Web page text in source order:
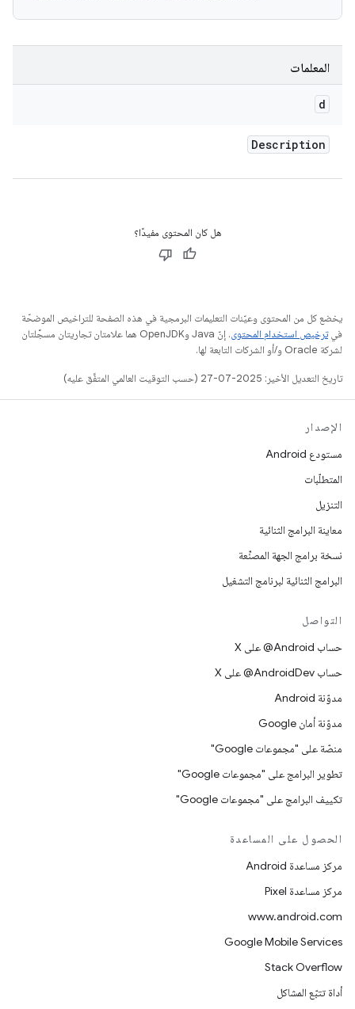
المعلمات
d
Description
هل كان المحتوى مفيدًا؟
يخضع كل من المحتوى وعيّنات التعليمات البرمجية في هذه الصفحة للتراخيص الموضحّة
فيترخيص استخدام المحتوى
. إنّ Java وOpenJDK هما علامتان تجاريتان مسجَّلتان
لشركة Oracle و/أو الشركات التابعة لها.
تاريخ التعديل الأخير: 2025-07-27 (حسب التوقيت العالمي المتفَّق عليه)
الإصدار
مستودع Android
المتطلّبات
التنزيل
معاينة البرامج الثنائية
نسخة برامج الجهة المصنِّعة
البرامج الثنائية لبرنامج التشغيل
التواصل
حساب ‎@Android على X
حساب ‎@AndroidDev على X
مدوّنة Android
مدوّنة أمان Google
منصّة على "مجموعات Google"
تطوير البرامج على "مجموعات Google"
تكييف البرامج على "مجموعات Google"
الحصول على المساعدة
مركز مساعدة Android
مركز مساعدة Pixel
www.android.com
Google Mobile Services
Stack Overflow
أداة تتبّع المشاكل